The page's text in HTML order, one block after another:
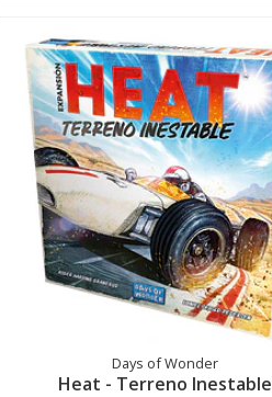
Days of Wonder
Heat - Terreno Inestable